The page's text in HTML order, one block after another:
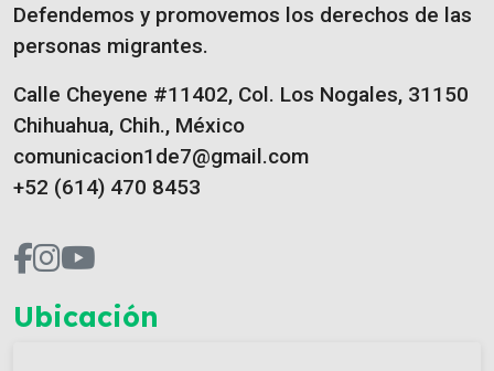
Defendemos y promovemos los derechos de las
personas migrantes.
Calle Cheyene #11402, Col. Los Nogales, 31150
Chihuahua, Chih., México
comunicacion1de7@gmail.com
+52 (614) 470 8453
Ubicación